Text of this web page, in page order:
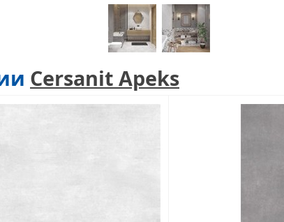
Cersanit Apeks